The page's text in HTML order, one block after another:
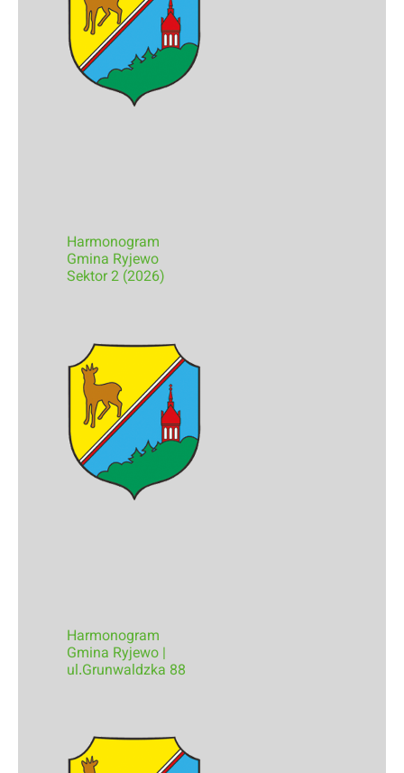
Harmonogram
Gmina Ryjewo
Sektor 2 (2026)
Harmonogram
Gmina Ryjewo |
ul.Grunwaldzka 88